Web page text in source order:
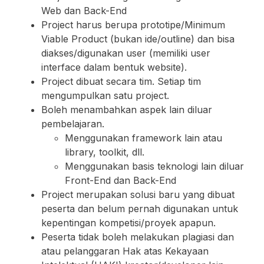
Web dan Back-End
Project harus berupa prototipe/Minimum
Viable Product (bukan ide/outline) dan bisa
diakses/digunakan user (memiliki user
interface dalam bentuk website).
Project dibuat secara tim. Setiap tim
mengumpulkan satu project.
Boleh menambahkan aspek lain diluar
pembelajaran.
Menggunakan framework lain atau
library, toolkit, dll.
Menggunakan basis teknologi lain diluar
Front-End dan Back-End
Project merupakan solusi baru yang dibuat
peserta dan belum pernah digunakan untuk
kepentingan kompetisi/proyek apapun.
Peserta tidak boleh melakukan plagiasi dan
atau pelanggaran Hak atas Kekayaan